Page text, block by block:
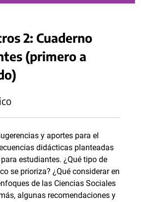
2: Cuaderno
(primero a
y aportes para el
didácticas planteadas
estudiantes. ¿Qué tipo de
se prioriza? ¿Qué considerar en
de las Ciencias Sociales
algunas recomendaciones y